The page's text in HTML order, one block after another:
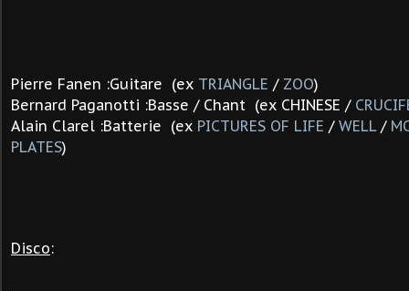
Pierre Fanen :Guitare (ex TRIANGLE / ZOO)
Bernard Paganotti :Basse / Chant (ex CHINESE /
Alain Clarel :Batterie (ex PICTURES OF LIFE / WELL/
PLATES)
Disco: